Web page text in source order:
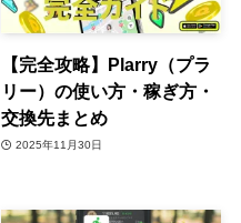
【完全攻略】Plarry（プラ
リー）の使い方・稼ぎ方・
交換先まとめ
2025年11月30日